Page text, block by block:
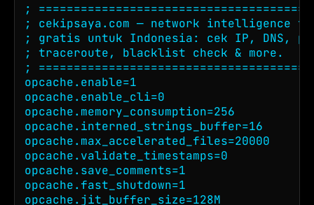
;
; cekipsaya.com — network intelligence
; gratis untuk Indonesia: cek IP, DNS,
; traceroute, blacklist check & more.
;
opcache.enable=1
opcache.enable_cli=0
opcache.memory_consumption=256
opcache.interned_strings_buffer=16
opcache.max_accelerated_files=20000
opcache.validate_timestamps=0
opcache.save_comments=1
opcache.fast_shutdown=1
opcache.jit_buffer_size=128M